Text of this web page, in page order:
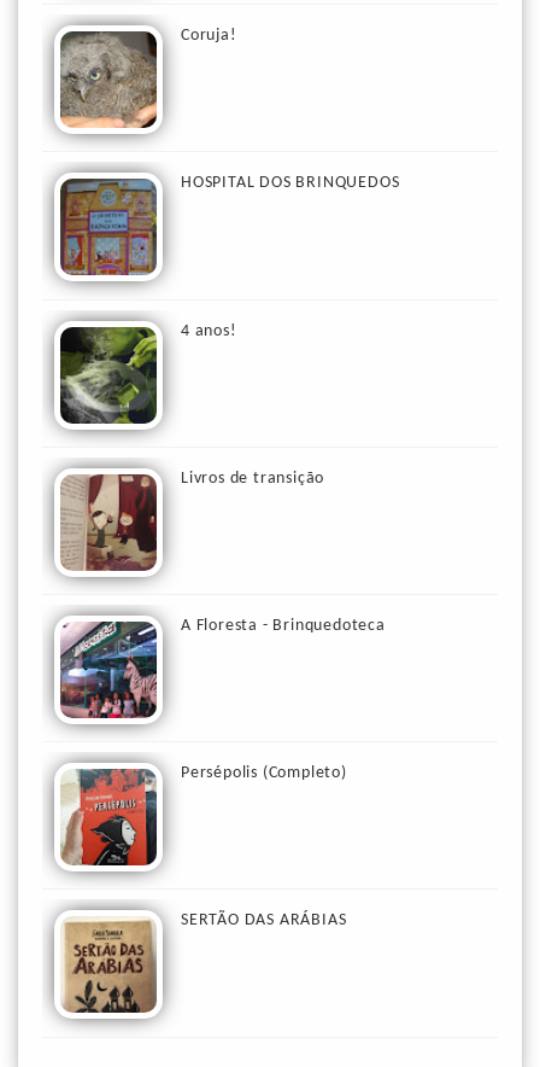
Coruja!
HOSPITAL DOS BRINQUEDOS
4 anos!
Livros de transição
A Floresta - Brinquedoteca
Persépolis (Completo)
SERTÃO DAS ARÁBIAS